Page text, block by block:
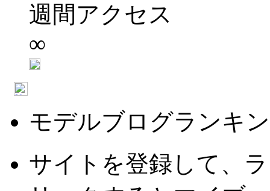
週間アクセス
∞
モデルブログランキ
サイトを登録して、